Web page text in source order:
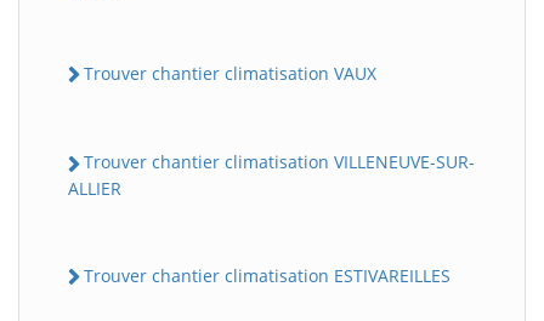
Trouver chantier climatisation VAUX
Trouver chantier climatisation VILLENEUVE-SUR-
ALLIER
Trouver chantier climatisation ESTIVAREILLES